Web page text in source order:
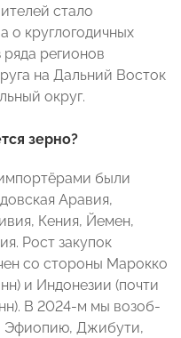
стало
о круглогодичных
ряда регионов
на Дальний Восток
округ.
зерно?
были
Аравия,
Кения, Йемен,
Рост закупок
со стороны Марокко
и Индонезии (почти
В 2024-м мы возоб­
Эфио­пию, Джибути,